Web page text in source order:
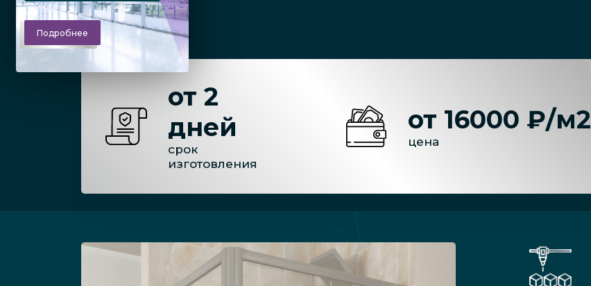
Подробнее
от 2
дней
срок
изготовления
от 16000 ₽/м2
цена